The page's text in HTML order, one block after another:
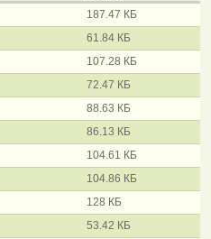
187.47 КБ
61.84 КБ
107.28 КБ
72.47 КБ
88.63 КБ
86.13 КБ
104.61 КБ
104.86 КБ
128 КБ
53.42 КБ